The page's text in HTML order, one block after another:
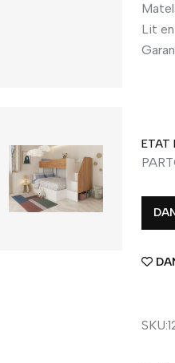
Lit
ETAT